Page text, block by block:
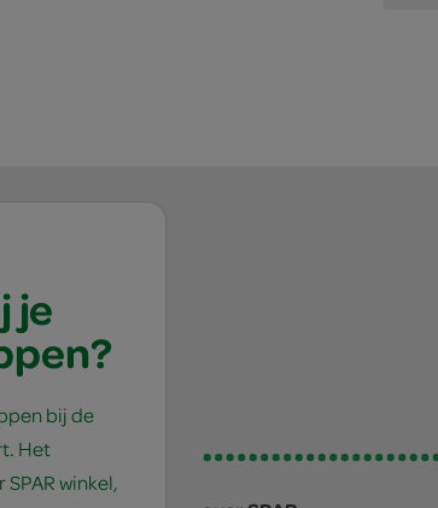
je
bij de
Het
winkel,